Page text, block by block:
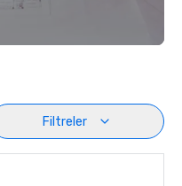
Filtreler